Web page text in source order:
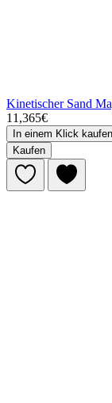
Kinetischer Sand
11,365€
In einem Klick kaufen
Kaufen